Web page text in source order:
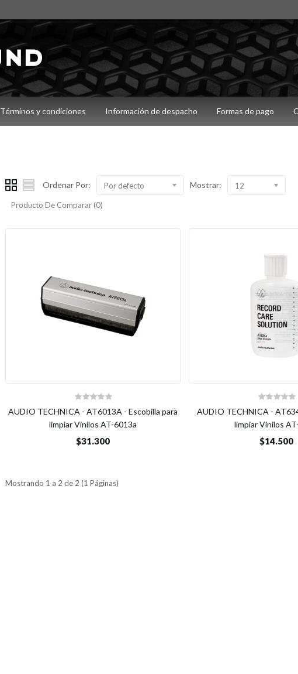
Términos y condiciones Información de despacho Formas de pago
Ordenar Por: Por defecto Mostrar: 12
Producto De Comparar (0)
AUDIO TECHNICA - AT6013A - Escobilla para
limpiar Vinilos AT-6013a
$31.300
AUDIO TECHNICA -
limpiar Vinilos
$14.500
Mostrando 1 a 2 de 2 (1 Páginas)